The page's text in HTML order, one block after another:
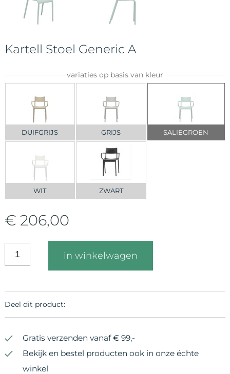
Kartell Stoel Generic A
variaties op basis van kleur
DUIFGRIJS GRIJS SALIEGROEN
WIT ZWART
€ 206,00
in winkelwagen
Deel dit product:
Gratis verzenden vanaf € 99,-
Bekijk en bestel producten ook in onze échte
winkel